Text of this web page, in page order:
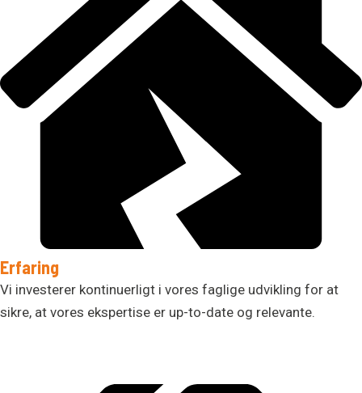
Erfaring
Vi investerer kontinuerligt i vores faglige udvikling for at
sikre, at vores ekspertise er up-to-date og relevante.